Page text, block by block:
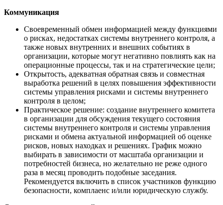
Коммуникация
Своевременный обмен информацией между функциями
о рисках, недостатках системы внутреннего контроля, а
также новых внутренних и внешних событиях в
организации, которые могут негативно повлиять как на
операционные процессы, так и на стратегические цели;
Открытость, адекватная обратная связь и совместная
выработка решений в целях повышения эффективности
системы управления рисками и системы внутреннего
контроля в целом;
Практическое решение: создание внутреннего комитета
в организации для обсуждения текущего состояния
системы внутреннего контроля и системы управления
рисками и обмена актуальной информацией об оценке
рисков, новых находках и решениях. График можно
выбирать в зависимости от масштаба организации и
потребностей бизнеса, но желательно не реже одного
раза в месяц проводить подобные заседания.
Рекомендуется включить в список участников функцию
безопасности, комплаенс и/или юридическую службу.